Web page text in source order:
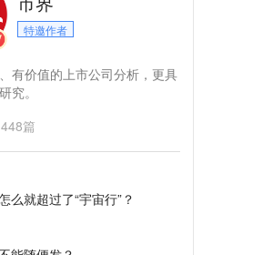
特邀作者
有价值的上市公司分析，更具
究。
篇
么就超过了“宇宙行”？